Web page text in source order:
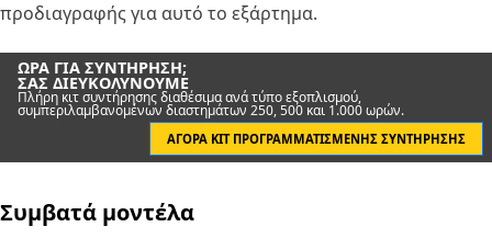
προδιαγραφής για αυτό το εξάρτημα.
ΏΡΑ ΓΙΑ ΣΥΝΤΉΡΗΣΗ;
ΣΑΣ ΔΙΕΥΚΟΛΎΝΟΥΜΕ
Πλήρη κιτ συντήρησης διαθέσιμα ανά τύπο εξοπλισμού,
συμπεριλαμβανομένων διαστημάτων 250, 500 και 1.000 ωρών.
ΑΓΟΡΆ ΚΙΤ ΠΡΟΓΡΑΜΜΑΤΙΣΜΈΝΗΣ ΣΥΝΤΉΡΗΣΗΣ
Συμβατά μοντέλα